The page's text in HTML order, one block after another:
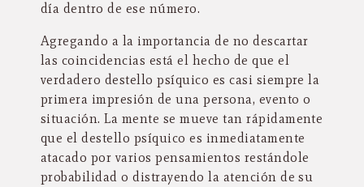
día dentro de ese número.
Agregando a la importancia de no descartar
las coincidencias está el hecho de que el
verdadero destello psíquico es casi siempre la
primera impresión de una persona, evento o
situación. La mente se mueve tan rápidamente
que el destello psíquico es inmediatamente
atacado por varios pensamientos restándole
probabilidad o distrayendo la atención de su